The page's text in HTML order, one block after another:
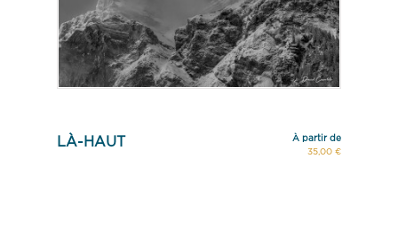
LÀ-HAUT
À partir de
35,00 €